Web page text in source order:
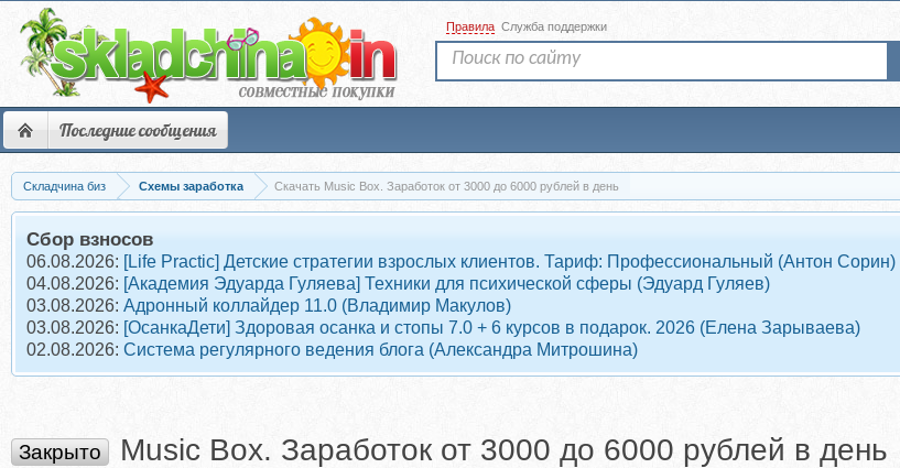
Последние сообщения
Правила Служба поддержки
Складчина биз Схемы заработка Скачать Music Box. Заработок от 3000 до 6000 рублей в день
Сбор взносов
06.08.2026: [Life Practic] Детские стратегии взрослых клиентов. Тариф: Профессиональный (Антон Сорин)
04.08.2026: [Академия Эдуарда Гуляева] Техники для психической сферы (Эдуард Гуляев)
03.08.2026: Адронный коллайдер 11.0 (Владимир Макулов)
03.08.2026: [ОсанкаДети] Здоровая осанка и стопы 7.0 + 6 курсов в подарок. 2026 (Елена Зарываева)
02.08.2026: Система регулярного ведения блога (Александра Митрошина)
Закрыто Music Box. Заработок от 3000 до 6000 рублей в день